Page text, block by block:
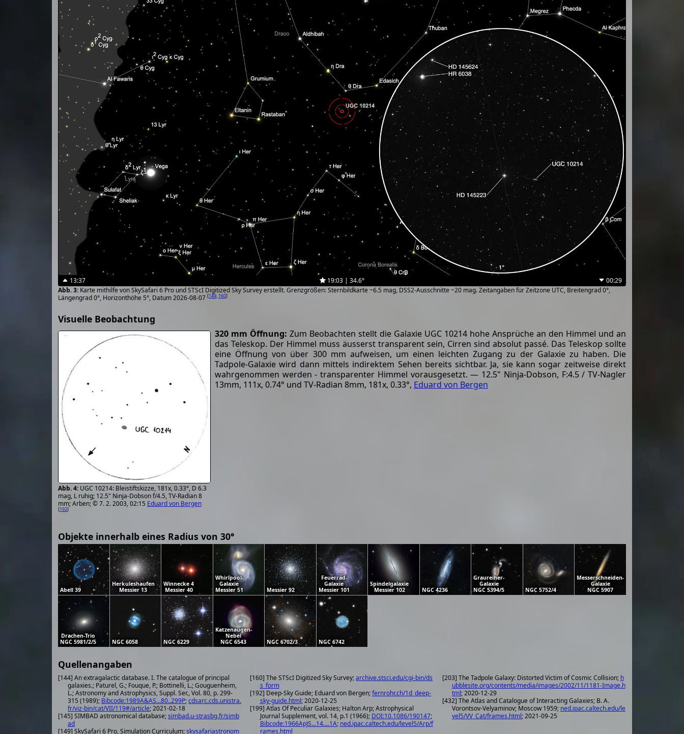
13:37 19:03 | 34.6°
00:29
Karte mithilfe von SkySafari 6 Pro und STScI Digitized Sky Survey erstellt. Grenzgrößen: Sternbildkarte ~6.5 mag, DSS2-Ausschnitte ~20 mag. Zeitangaben für Zeitzone UTC, Breitengrad 0°,
Längengrad 0°, Horizonthöhe 5°, Datum 2026-08-07 [149, 160]
Visuelle Beobachtung
UGC 10214: Bleistiftskizze, 181x, 0.33°, D 6.3
mag, L ruhig; 12.5" Ninja-Dobson f/4.5, TV-Radian 8
mm; Arben; © 7. 2. 2003, 02:15 Eduard von Bergen
[192]
320 mm Öffnung: Zum Beobachten stellt die Galaxie UGC 10214 hohe Ansprüche an den Himmel und an
das Teleskop. Der Himmel muss äusserst transparent sein, Cirren sind absolut passé. Das Teleskop sollte
eine Öffnung von über 300 mm aufweisen, um einen leichten Zugang zu der Galaxie zu haben. Die
Tadpole-Galaxie wird dann mittels indirektem Sehen bereits sichtbar. Ja, sie kann sogar zeitweise direkt
wahrgenommen werden - transparenter Himmel vorausgesetzt. — 12.5" Ninja-Dobson, F:4.5 / TV-Nagler
13mm, 111x, 0.74° und TV-Radian 8mm, 181x, 0.33°, Eduard von Bergen
Objekte innerhalb eines Radius von 30°
Abell 39
Herkuleshaufen
Messier 13
Winnecke 4
Messier 40
Whirlpool-
Galaxie
Messier 51
Messier 92
Feuerrad-
Galaxie
Messier 101
Spindelgalaxie
Messier 102
NGC 4236
Graureiher-
Galaxie
NGC 5394/5
NGC 5752/4
Messerschneiden-
Galaxie
NGC 5907
Drachen-Trio
NGC 5981/2/5
NGC 6058 NGC 6229
Katzenaugen-
Nebel
NGC 6543
NGC 6702/3 NGC 6742
Quellenangaben
[144] An extragalactic database. I. The catalogue of principal
galaxies.; Paturel, G.; Fouque, P.; Bottinelli, L.; Gouguenheim,
L.; Astronomy and Astrophysics, Suppl. Ser., Vol. 80, p. 299-
315 (1989); Bibcode:1989A&AS...80..299P;cdsarc.cds.unistra.
fr/viz-bin/cat/VII/119#/article; 2021-02-18
[145] SIMBAD astronomical database;simbad.u-strasbg.fr/simb
ad
[149] SkySafari 6 Pro, Simulation Curriculum;skysafariastronom
[160] The STScI Digitized Sky Survey;archive.stsci.edu/cgi-bin/ds
s_form
[192] Deep-Sky Guide; Eduard von Bergen;fernrohr.ch/1d_deep-
sky-guide.html; 2020-12-25
[199] Atlas Of Peculiar Galaxies; Halton Arp; Astrophysical
Journal Supplement, vol. 14, p.1 (1966); DOI:10.1086/190147;
Bibcode:1966ApJS...14....1A; ned.ipac.caltech.edu/level5/Arp/f
rames.html
[203] The Tadpole Galaxy: Distorted Victim of Cosmic Collision; h
ubblesite.org/contents/media/images/2002/11/1181-Image.h
tml; 2020-12-29
[432] The Atlas and Catalogue of Interacting Galaxies; B. A.
Vorontsov-Velyaminov; Moscow 1959; ned.ipac.caltech.edu/le
vel5/VV_Cat/frames.html; 2021-09-25